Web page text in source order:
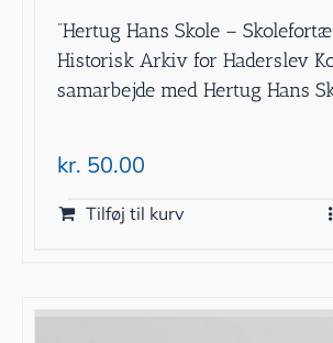
”Hertug Hans Skole –
Historisk Arkiv for Haderslev
samarbejde med Hertug Hans
kr. 50.00
Tilføj til kurv